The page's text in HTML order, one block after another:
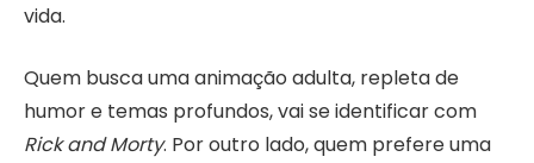
vida.
Quem busca uma animação adulta, repleta de
humor e temas profundos, vai se identificar com
Rick and Morty. Por outro lado, quem prefere uma